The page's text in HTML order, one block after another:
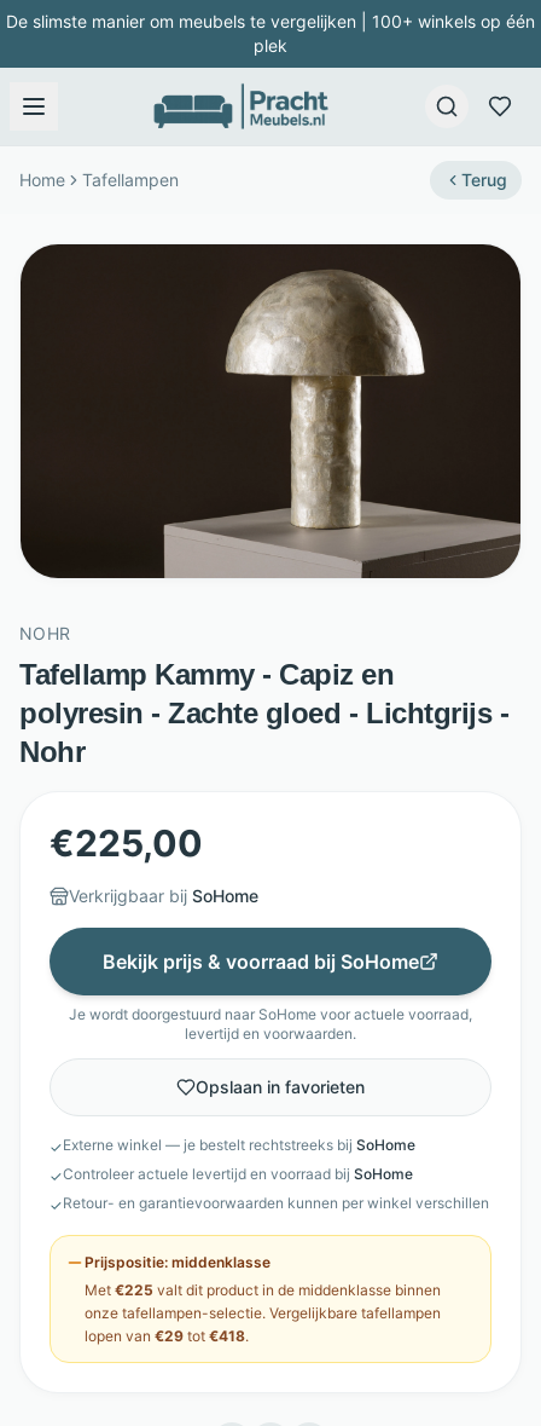
De slimste manier om meubels te vergelijken | 100+ winkels op één
plek
Home Tafellampen Terug
NOHR
Tafellamp Kammy - Capiz en
polyresin - Zachte gloed - Lichtgrijs -
Nohr
€225,00
Verkrijgbaar bij SoHome
Bekijk prijs & voorraad bij SoHome
Je wordt doorgestuurd naar SoHome voor actuele voorraad,
levertijd en voorwaarden.
Opslaan in favorieten
✓Externe winkel — je bestelt rechtstreeks bij SoHome
✓Controleer actuele levertijd en voorraad bij SoHome
✓Retour- en garantievoorwaarden kunnen per winkel verschillen
Prijspositie: middenklasse
Met €225 valt dit product in de middenklasse binnen
onze tafellampen-selectie. Vergelijkbare tafellampen
lopen van €29 tot €418.